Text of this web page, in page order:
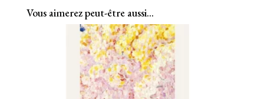
Vous aimerez peut-être aussi…